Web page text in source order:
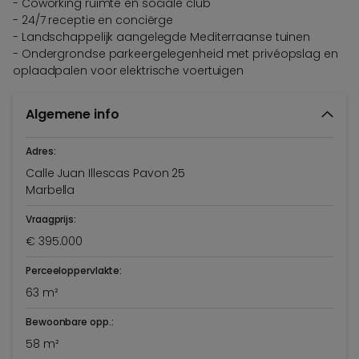
- Coworking ruimte en sociale club
- 24/7 receptie en conciërge
- Landschappelijk aangelegde Mediterraanse tuinen
- Ondergrondse parkeergelegenheid met privéopslag en
oplaadpalen voor elektrische voertuigen
Algemene info
Adres:
Calle Juan Illescas Pavon 25
Marbella
Vraagprijs:
€ 395.000
Perceeloppervlakte:
63 m²
Bewoonbare opp.:
58 m²